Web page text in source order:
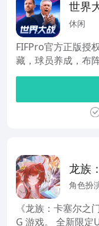
世界
休闲
FIFPro官方正版授
藏，球员养成，布
龙族
门
角色扮
《龙族：卡塞尔之
G 游戏。 全新限定